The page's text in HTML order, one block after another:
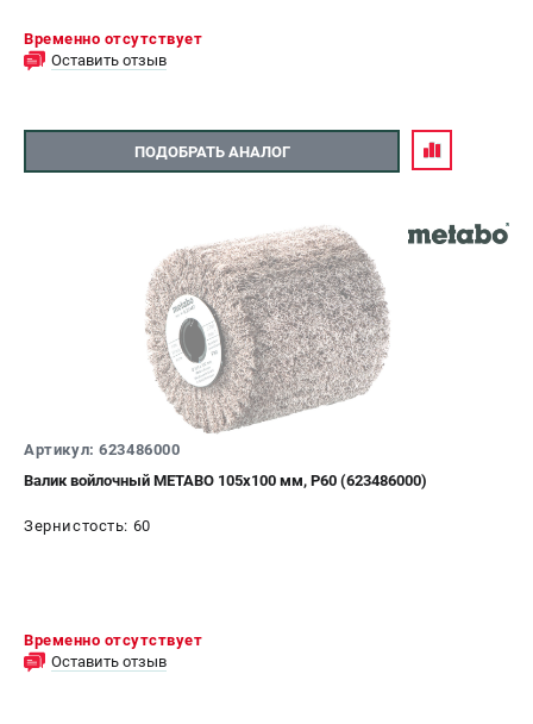
Временно отсутствует
Оставить отзыв
ПОДОБРАТЬ АНАЛОГ
Артикул: 623486000
Валик войлочный METABO 105х100 мм, P60 (623486000)
Зернистость: 60
Временно отсутствует
Оставить отзыв